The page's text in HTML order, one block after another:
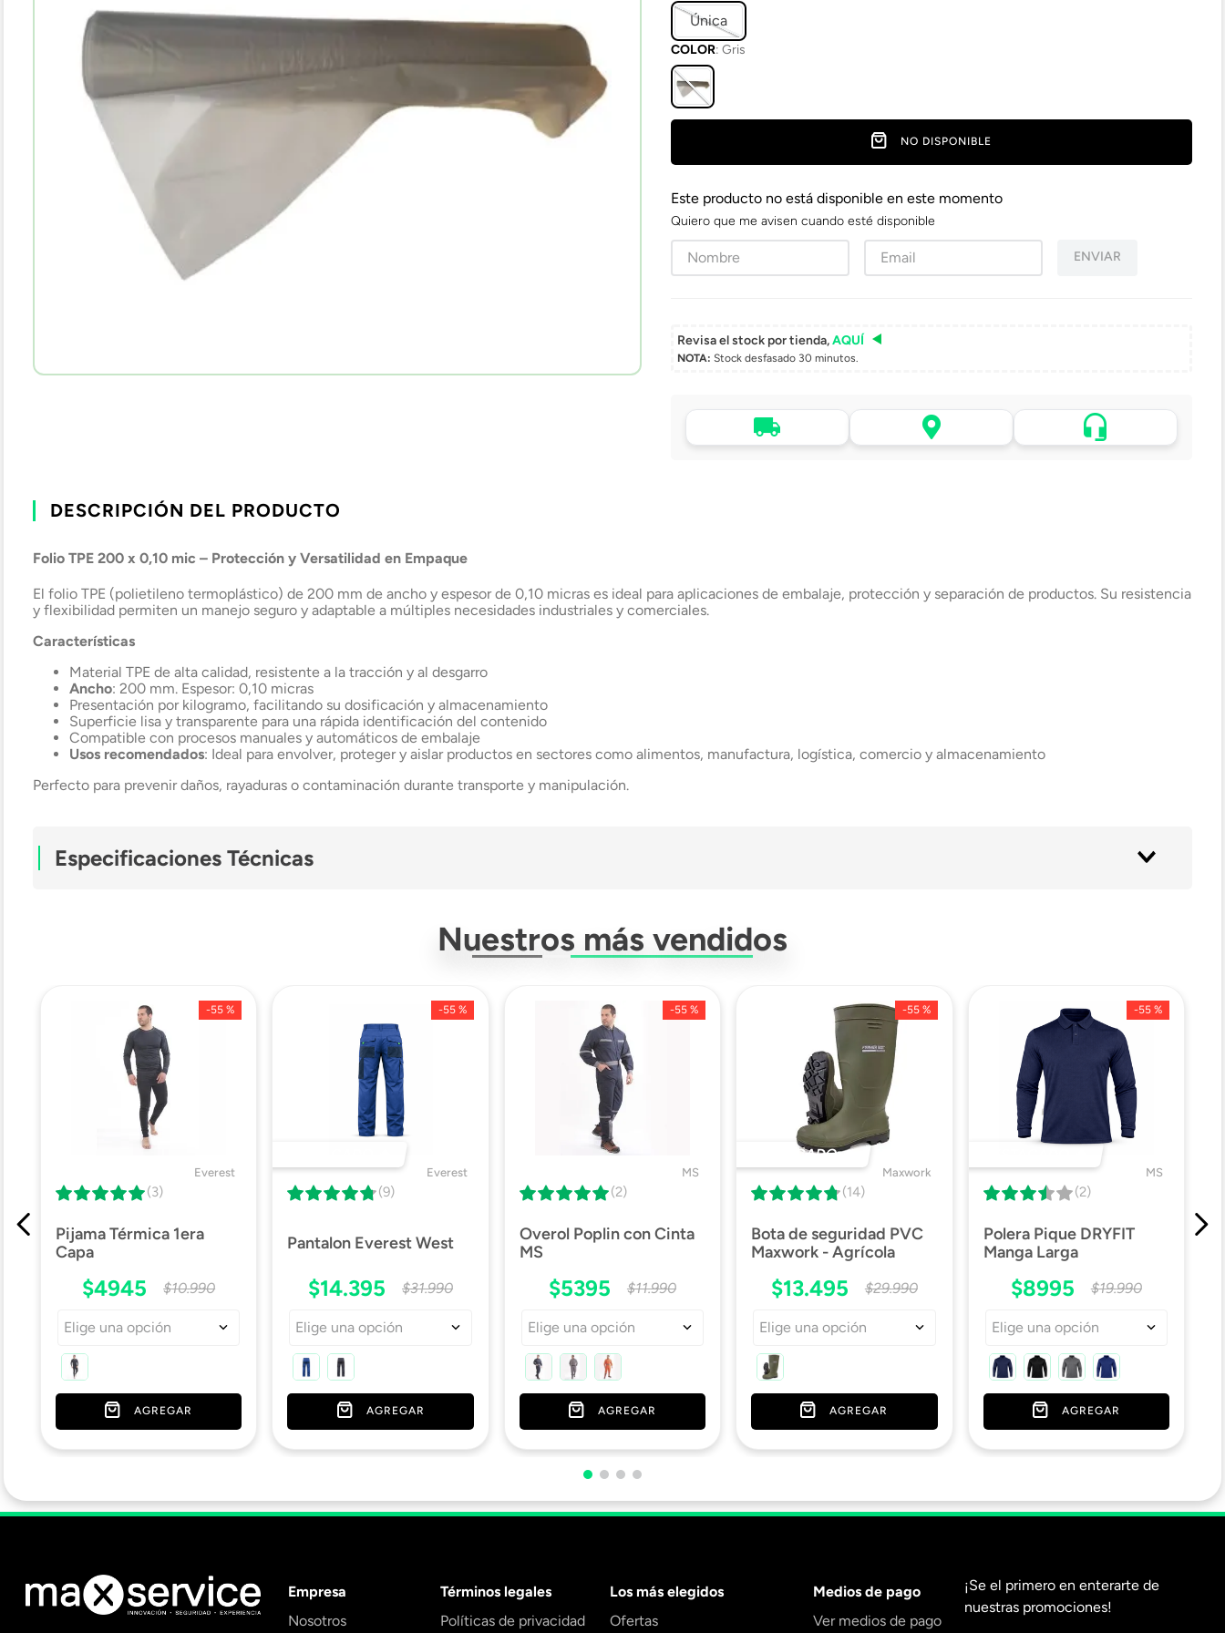
COLOR: Gris
Única
NO DISPONIBLE
Este producto no está disponible en este momento
Quiero que me avisen cuando esté disponible
ENVIAR
Revisa el stock por tienda,AQUÍ
NOTA: Stock desfasado 30 minutos.
Tu compra, directo a tu
Retiro en tienda sin costo
Asistencia de venta por
WhatsApp
DESCRIPCIÓN DEL PRODUCTO
Folio TPE 200 x 0,10 mic – Protección y Versatilidad en Empaque
El folio TPE (polietileno termoplástico) de 200 mm de ancho y espesor de 0,10 micras es ideal para aplicaciones de embalaje, protección y separación de productos. Su resistencia
y flexibilidad permiten un manejo seguro y adaptable a múltiples necesidades industriales y comerciales.
Características
Material TPE de alta calidad, resistente a la tracción y al desgarro
Ancho: 200 mm. Espesor: 0,10 micras
Presentación por kilogramo, facilitando su dosificación y almacenamiento
Superficie lisa y transparente para una rápida identificación del contenido
Compatible con procesos manuales y automáticos de embalaje
Usos recomendados: Ideal para envolver, proteger y aislar productos en sectores como alimentos, manufactura, logística, comercio y almacenamiento
Perfecto para prevenir daños, rayaduras o contaminación durante transporte y manipulación.
Especificaciones Técnicas
Nuestros más vendidos
-55 %
Everest
(3)
Pijama Térmica 1era
Capa
$4945 $10.990
Elige una opción
AGREGAR
-55 %
Everest
(9)
Pantalon Everest West
$14.395 $31.990
Elige una opción
AGREGAR
-55 %
MS
(2)
Overol Poplin con Cinta
MS
$5395 $11.990
Elige una opción
AGREGAR
-55 %
DESTACADO 🔥
Maxwork
(14)
Bota de seguridad PVC
Maxwork - Agrícola
$13.495 $29.990
Elige una opción
AGREGAR
-55 %
MS
(2)
Polera Pique DRYFIT
Manga Larga
$8995 $19.990
Elige una opción
AGREGAR
Empresa
Nosotros
Términos legales
Políticas de privacidad
Los más elegidos
Ofertas
Medios de pago
Ver medios de pago
¡Se el primero en enterarte de
nuestras promociones!
10. bota agua